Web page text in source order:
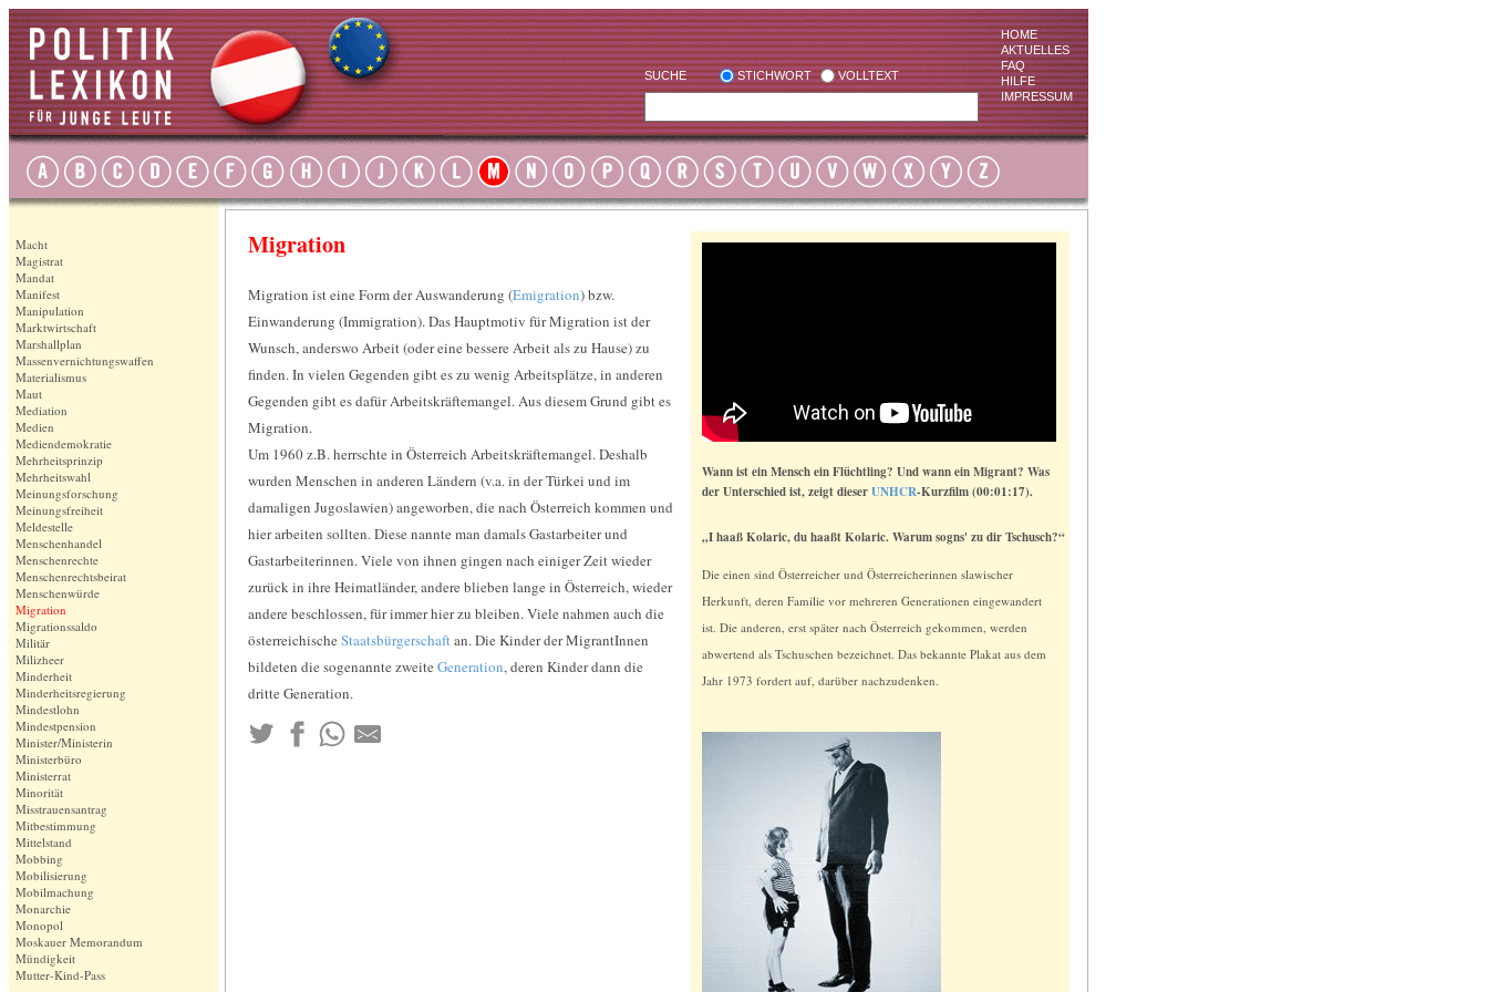
SUCHE STICHWORT VOLLTEXT
HOME
AKTUELLES
FAQ
HILFE
IMPRESSUM
Macht
Magistrat
Mandat
Manifest
Manipulation
Marktwirtschaft
Marshallplan
Massenvernichtungswaffen
Materialismus
Maut
Mediation
Medien
Mediendemokratie
Mehrheitsprinzip
Mehrheitswahl
Meinungsforschung
Meinungsfreiheit
Meldestelle
Menschenhandel
Menschenrechte
Menschenrechtsbeirat
Menschenwürde
Migration
Migrationssaldo
Militär
Milizheer
Minderheit
Minderheitsregierung
Mindestlohn
Mindestpension
Minister/Ministerin
Ministerbüro
Ministerrat
Minorität
Misstrauensantrag
Mitbestimmung
Mittelstand
Mobbing
Mobilisierung
Mobilmachung
Monarchie
Monopol
Moskauer Memorandum
Mündigkeit
Mutter-Kind-Pass
Wann ist ein Mensch ein Flüchtling? Und wann ein Migrant? Was
der Unterschied ist, zeigt dieserUNHCR-Kurzfilm (00:01:17).
„I haaß Kolaric, du haaßt Kolaric. Warum sogns' zu dir Tschusch?“
Die einen sind Österreicher und Österreicherinnen slawischer
Herkunft, deren Familie vor mehreren Generationen eingewandert
ist. Die anderen, erst später nach Österreich gekommen, werden
abwertend als Tschuschen bezeichnet. Das bekannte Plakat aus dem
Jahr 1973 fordert auf, darüber nachzudenken.
Migration
Migration ist eine Form der Auswanderung (Emigration) bzw.
Einwanderung (Immigration). Das Hauptmotiv für Migration ist der
Wunsch, anderswo Arbeit (oder eine bessere Arbeit als zu Hause) zu
finden. In vielen Gegenden gibt es zu wenig Arbeitsplätze, in anderen
Gegenden gibt es dafür Arbeitskräftemangel. Aus diesem Grund gibt es
Migration.
Um 1960 z.B. herrschte in Österreich Arbeitskräftemangel. Deshalb
wurden Menschen in anderen Ländern (v.a. in der Türkei und im
damaligen Jugoslawien) angeworben, die nach Österreich kommen und
hier arbeiten sollten. Diese nannte man damals Gastarbeiter und
Gastarbeiterinnen. Viele von ihnen gingen nach einiger Zeit wieder
zurück in ihre Heimatländer, andere blieben lange in Österreich, wieder
andere beschlossen, für immer hier zu bleiben. Viele nahmen auch die
österreichische Staatsbürgerschaftan. Die Kinder der MigrantInnen
bildeten die sogenannte zweite Generation, deren Kinder dann die
dritte Generation.